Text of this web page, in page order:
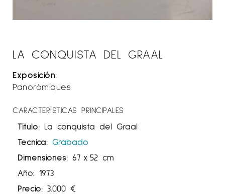
LA CONQUISTA DEL GRAAL
Exposición:
Panoràmiques
CARACTERÍSTICAS PRINCIPALES
Título: La conquista del Graal
Tecnica: Grabado
Dimensiones: 67 x 52 cm
Año: 1973
Precio: 3.000 €